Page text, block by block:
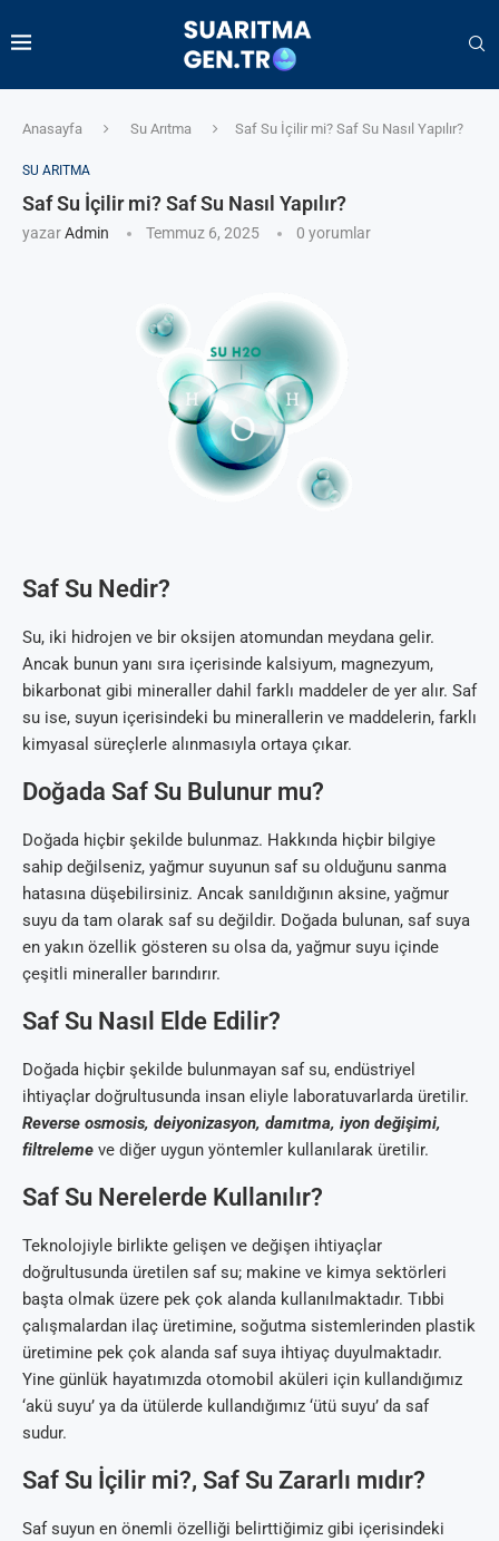
Anasayfa Su Arıtma Saf Su İçilir mi? Saf Su Nasıl Yapılır?
SU ARITMA
Saf Su İçilir mi? Saf Su Nasıl Yapılır?
yazarAdmin Temmuz 6, 2025 0 yorumlar
Saf Su Nedir?
Su, iki hidrojen ve bir oksijen atomundan meydana gelir.
Ancak bunun yanı sıra içerisinde kalsiyum, magnezyum,
bikarbonat gibi mineraller dahil farklı maddeler de yer alır. Saf
su ise, suyun içerisindeki bu minerallerin ve maddelerin, farklı
kimyasal süreçlerle alınmasıyla ortaya çıkar.
Doğada Saf Su Bulunur mu?
Doğada hiçbir şekilde bulunmaz. Hakkında hiçbir bilgiye
sahip değilseniz, yağmur suyunun saf su olduğunu sanma
hatasına düşebilirsiniz. Ancak sanıldığının aksine, yağmur
suyu da tam olarak saf su değildir. Doğada bulunan, saf suya
en yakın özellik gösteren su olsa da, yağmur suyu içinde
çeşitli mineraller barındırır.
Saf Su Nasıl Elde Edilir?
Doğada hiçbir şekilde bulunmayan saf su, endüstriyel
ihtiyaçlar doğrultusunda insan eliyle laboratuvarlarda üretilir.
Reverse osmosis, deiyonizasyon, damıtma, iyon değişimi,
filtreleme ve diğer uygun yöntemler kullanılarak üretilir.
Saf Su Nerelerde Kullanılır?
Teknolojiyle birlikte gelişen ve değişen ihtiyaçlar
doğrultusunda üretilen saf su; makine ve kimya sektörleri
başta olmak üzere pek çok alanda kullanılmaktadır. Tıbbi
çalışmalardan ilaç üretimine, soğutma sistemlerinden plastik
üretimine pek çok alanda saf suya ihtiyaç duyulmaktadır.
Yine günlük hayatımızda otomobil aküleri için kullandığımız
‘akü suyu’ ya da ütülerde kullandığımız ‘ütü suyu’ da saf
sudur.
Saf Su İçilir mi?, Saf Su Zararlı mıdır?
Saf suyun en önemli özelliği belirttiğimiz gibi içerisindeki